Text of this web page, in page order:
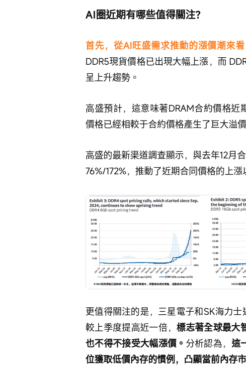
AI圈近期有哪些值得關注？
首先，從AI旺盛需求推動的漲價潮來
DDR5現貨價格已出現大幅上漲，而
呈上升趨勢。
高盛預計，這意味著DRAM合約價格近
價格已經相較于合約價格產生了巨大溢價
高盛的最新渠道調查顯示，與去年12月
76%/172%，推動了近期合同價格的上
更值得關注的是，三星電子和SK海力
較上季度提高近一倍，標志著全球最大
也不得不接受大幅漲價。 分析認為， 這
位獲取低價內存的慣例，凸顯當前內存